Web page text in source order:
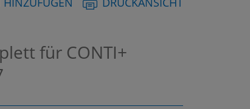
für CONTI+